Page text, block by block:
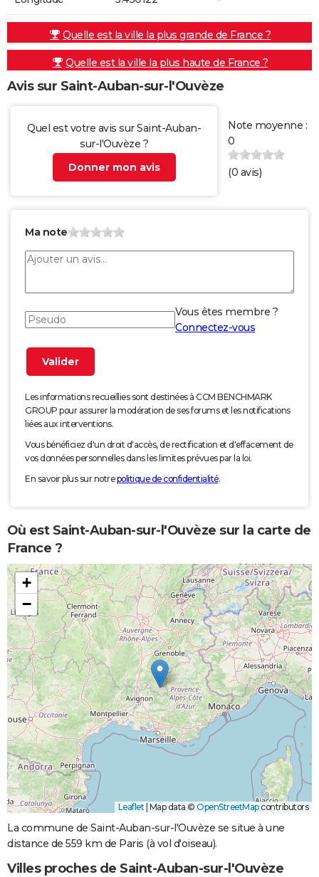
Quelle est la ville la plus grande de France ?
Quelle est la ville la plus haute de France ?
Avis sur Saint-Auban-sur-l'Ouvèze
Quel est votre avis sur Saint-Auban-
sur-l'Ouvèze ?
Donner mon avis
Note moyenne :
0
(0 avis)
Ma note
Vous êtes membre ?
Connectez-vous
Les informations recueillies sont destinées à CCM BENCHMARK
GROUP pour assurer la modération de ses forums et les notifications
liées aux interventions.
Vous bénéficiez d'un droit d'accès, de rectification et d'effacement de
vos données personnelles dans les limites prévues par la loi.
En savoir plus sur notrepolitique de confidentialité.
Où est Saint-Auban-sur-l'Ouvèze sur la carte de
France ?
+
−
Leaflet Map data © OpenStreetMapcontributors
La commune de Saint-Auban-sur-l'Ouvèze se situe à une
distance de 559 km de Paris (à vol d'oiseau).
Villes proches de Saint-Auban-sur-l'Ouvèze